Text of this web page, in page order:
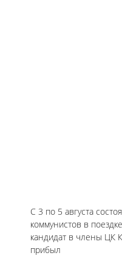
С 3 по 5 августа
коммунистов в
кандидат в члены ЦК
прибыл